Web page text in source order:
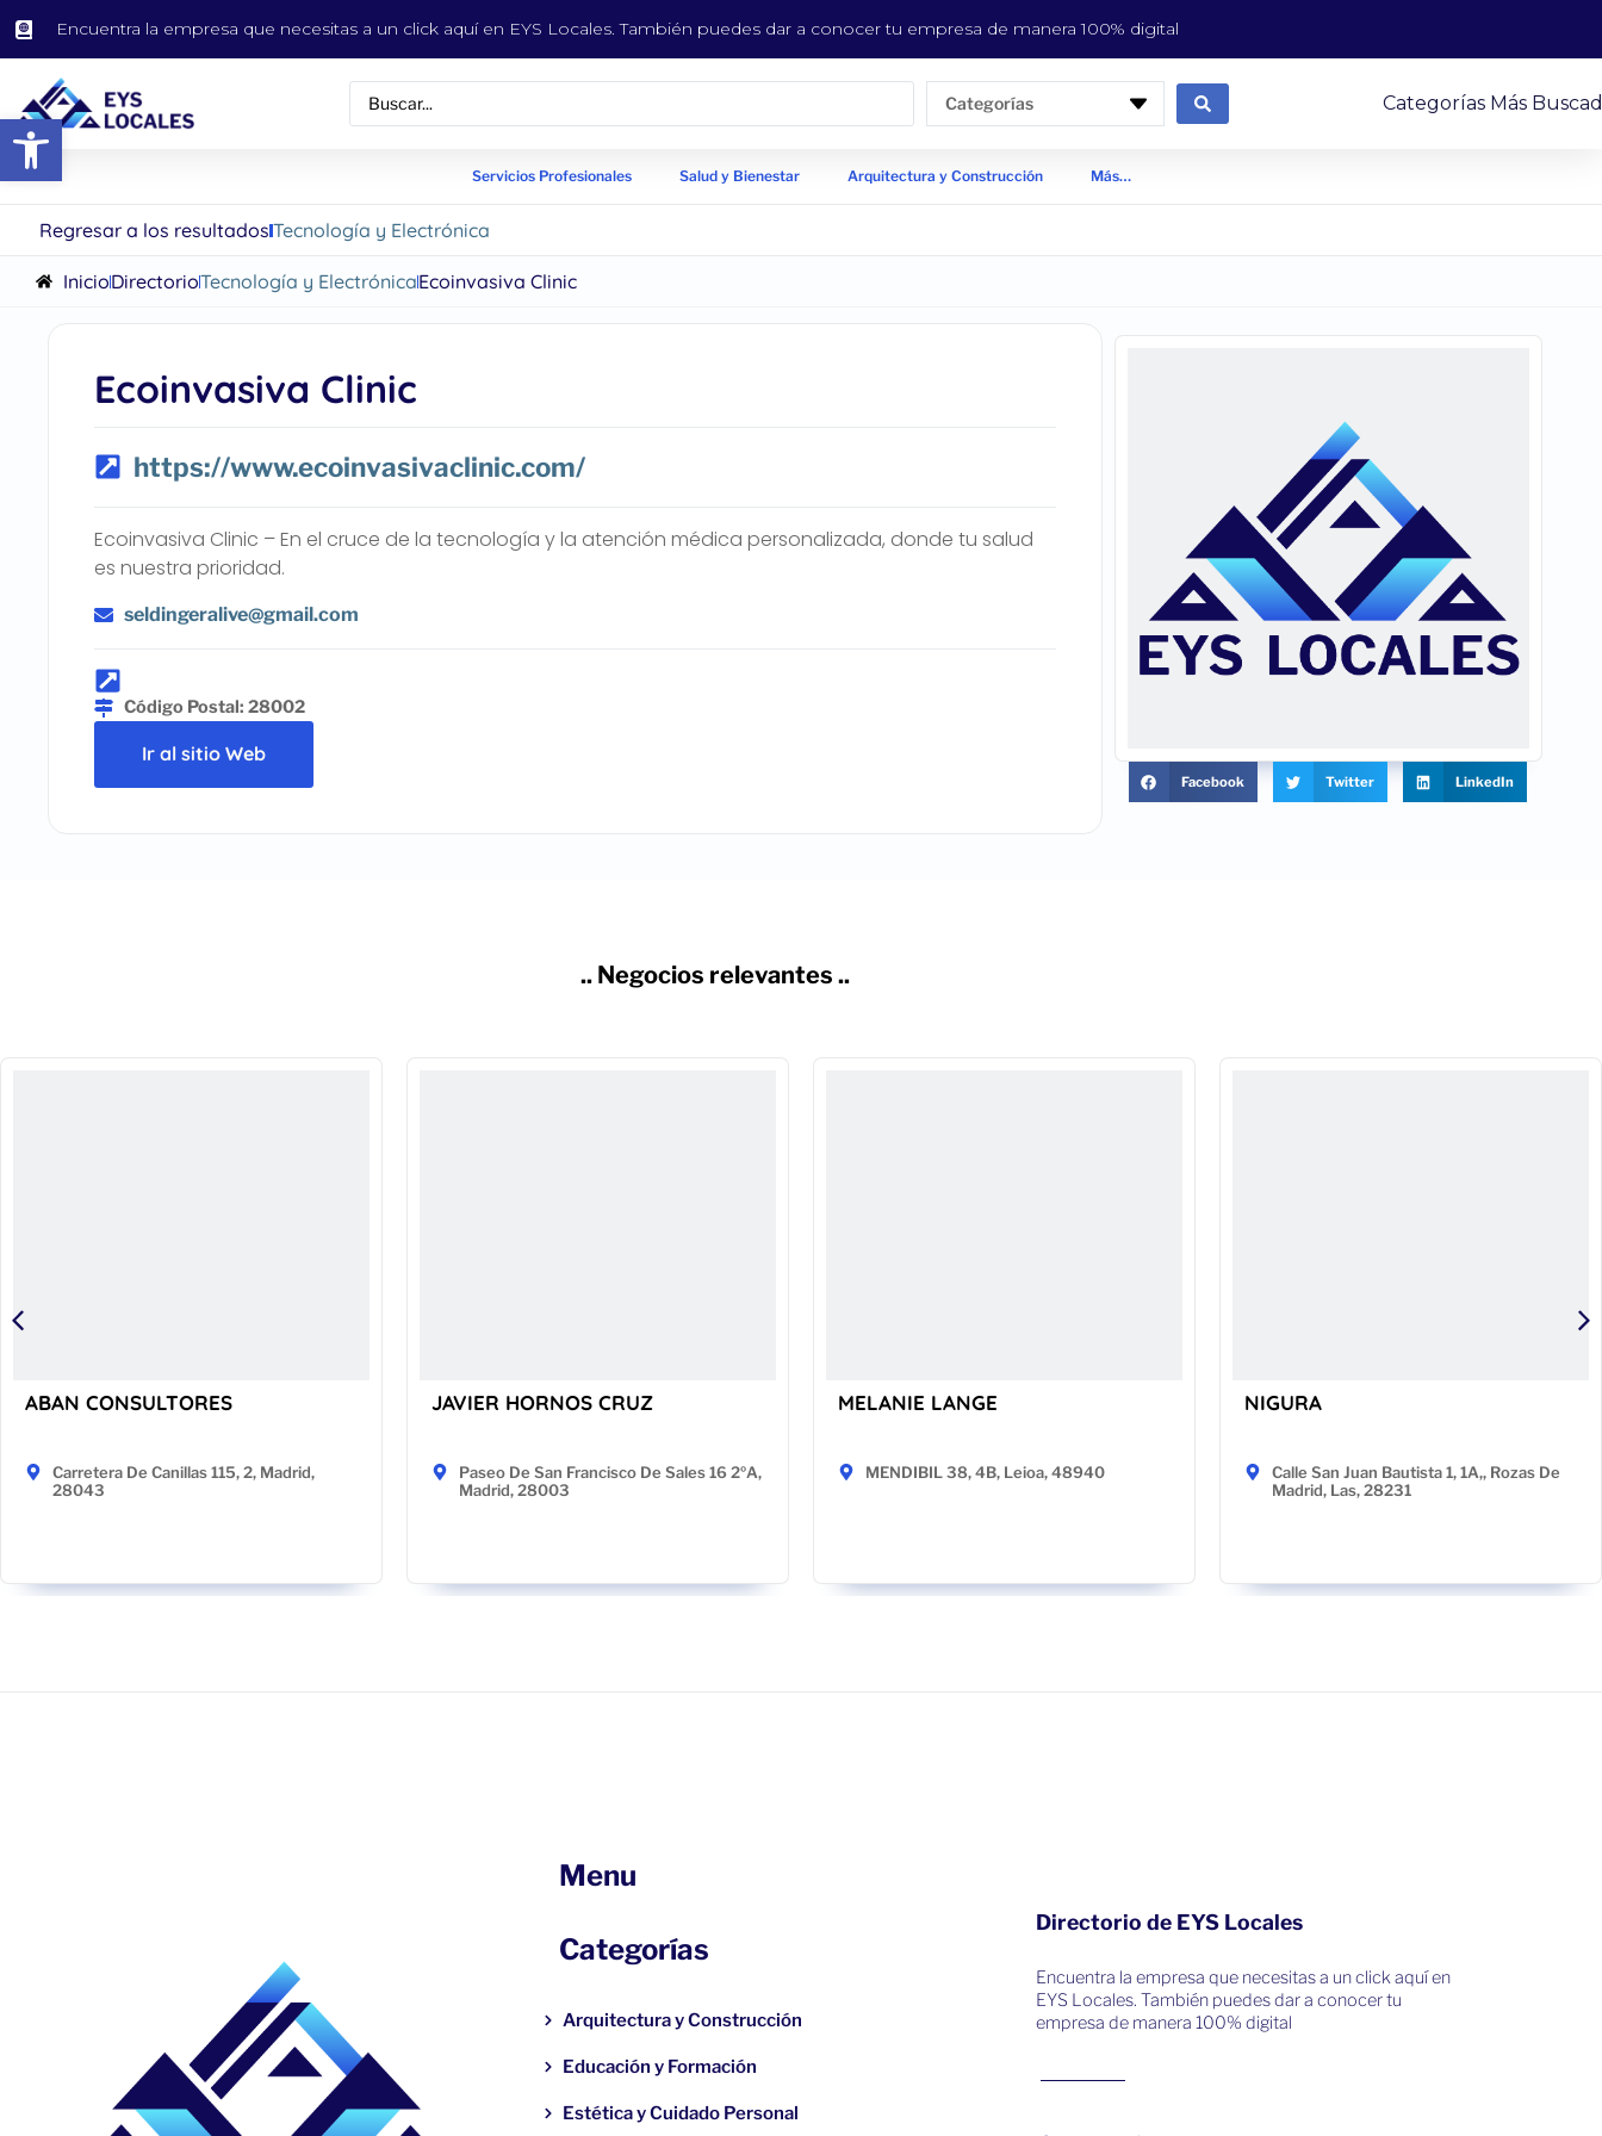
Abrir barra de herramientas
Encuentra la empresa que necesitas a un click aquí en EYS Locales. También puedes dar a conocer tu empresa de manera 100% digital
Categorías Categorías Más
Servicios Profesionales Salud y Bienestar Arquitectura y Construcción Más…
Regresar a los resultadosTecnología y Electrónica
InicioDirectorioTecnología y ElectrónicaEcoinvasiva Clinic
Ecoinvasiva Clinic
https://www.ecoinvasivaclinic.com/
Ecoinvasiva Clinic – En el cruce de la tecnología y la atención médica personalizada, donde tu salud
es nuestra prioridad.
seldingeralive@gmail.com
Código Postal: 28002
Ir al sitio Web
Facebook Twitter LinkedIn
.. Negocios relevantes ..
ABAN CONSULTORES
Carretera De Canillas 115, 2, Madrid,
28043
JAVIER HORNOS CRUZ
Paseo De San Francisco De Sales 16 2ºA,
Madrid, 28003
MELANIE LANGE
MENDIBIL 38, 4B, Leioa, 48940
NIGURA
Calle San Juan Bautista 1, 1A,, Rozas De
Madrid, Las, 28231
Menu
Categorías
Arquitectura y Construcción
Educación y Formación
Estética y Cuidado Personal
Directorio de EYS Locales
Encuentra la empresa que necesitas a un click aquí en
EYS Locales. También puedes dar a conocer tu
empresa de manera 100% digital